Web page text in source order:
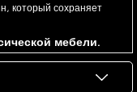
который сохраняет
мебели.